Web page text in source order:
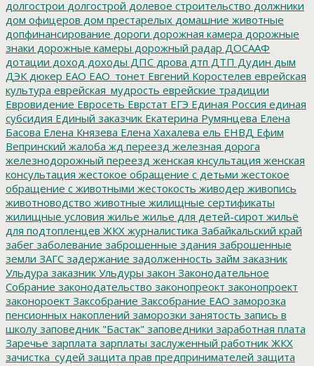
долгострои долгострой долевое строительство должники
дом офицеров дом престарелых домашние животные
допфинансирование дороги дорожная камера дорожные
знаки дорожные камеры дорожный радар ДОСААФ
дотации доход доходы ДПС дрова дтп ДТП Дудин дым
ДЭК дюкер ЕАО ЕАО_тонет Евгений Коростелев еврейская
культура еврейская_мудрость еврейские традиции
Евровидение Евросеть Еврстат ЕГЭ Единая Россия единая
субсидия Единый заказчик Екатерина Румянцева Елена
Басова Елена Князева Елена Хахалева ель ЕНВД Ефим
Вепринский жалоба жд переезд железная дорога
железнодорожный переезд женская кнсультация женская
консультация жестокое обращение с детьми жестокое
обращение с животными жестокость живодер живопись
животноводство животные жилищные сертификаты
жилищные условия жилье жилье для детей-сирот жильё
для подтопленцев ЖКХ журналистика Забайкальский край
забег заболевание заброшенные здания заброшенные
земли ЗАГС задержание задолженность займ заказник
Ульдура заказник Ульдуры закон Законодательное
Собрание законодательство законопреокт законопроект
законороект Заксобрание Заксобрание ЕАО заморозка
пенсионных накоплений заморозки занятость запись в
школу заповедник "Бастак" заповедники заработная плата
Заречье зарплата зарплаты заслуженный работник ЖКХ
зачистка_судей защита прав предпринимателей защита